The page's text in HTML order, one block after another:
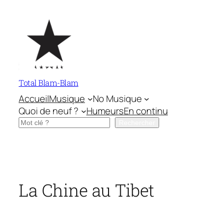
contenu
Total Blam-Blam
AccueilMusique
No Musique
Quoi de neuf ?
HumeursEn continu
Rechercher
La Chine au Tibet